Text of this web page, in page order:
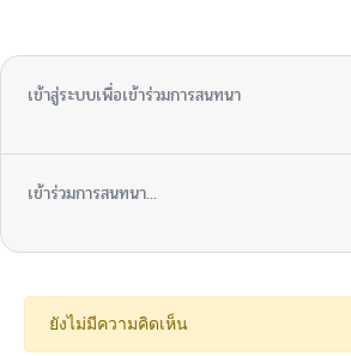
เข้าสู่ระบบเพื่อเข้าร่วมการสนทนา
เข้าร่วมการสนทนา...
ยังไม่มีความคิดเห็น